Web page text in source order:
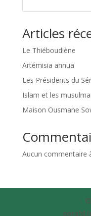
Articles
Le Thiéboudiène
Artémisia annua
Les Présidents du
Islam et les
Maison Ousmane
Aucun commentaire